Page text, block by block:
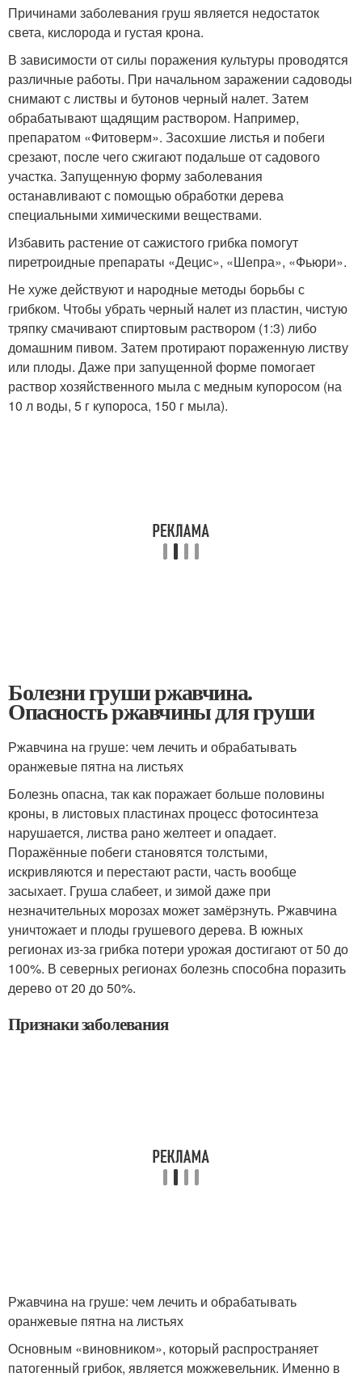
Причинами заболевания груш является недостаток
света, кислорода и густая крона.
В зависимости от силы поражения культуры проводятся
различные работы. При начальном заражении садоводы
снимают с листвы и бутонов черный налет. Затем
обрабатывают щадящим раствором. Например,
препаратом «Фитоверм». Засохшие листья и побеги
срезают, после чего сжигают подальше от садового
участка. Запущенную форму заболевания
останавливают с помощью обработки дерева
специальными химическими веществами.
Избавить растение от сажистого грибка помогут
пиретроидные препараты «Децис», «Шепра», «Фьюри».
Не хуже действуют и народные методы борьбы с
грибком. Чтобы убрать черный налет из пластин, чистую
тряпку смачивают спиртовым раствором (1:3) либо
домашним пивом. Затем протирают пораженную листву
или плоды. Даже при запущенной форме помогает
раствор хозяйственного мыла с медным купоросом (на
10 л воды, 5 г купороса, 150 г мыла).
Болезни груши ржавчина.
Опасность ржавчины для груши
Ржавчина на груше: чем лечить и обрабатывать
оранжевые пятна на листьях
Болезнь опасна, так как поражает больше половины
кроны, в листовых пластинах процесс фотосинтеза
нарушается, листва рано желтеет и опадает.
Поражённые побеги становятся толстыми,
искривляются и перестают расти, часть вообще
засыхает. Груша слабеет, и зимой даже при
незначительных морозах может замёрзнуть. Ржавчина
уничтожает и плоды грушевого дерева. В южных
регионах из-за грибка потери урожая достигают от 50 до
100%. В северных регионах болезнь способна поразить
дерево от 20 до 50%.
Признаки заболевания
Ржавчина на груше: чем лечить и обрабатывать
оранжевые пятна на листьях
Основным «виновником», который распространяет
патогенный грибок, является можжевельник. Именно в